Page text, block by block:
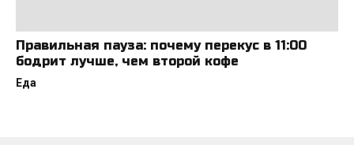
Правильная пауза: почему перекус в 11:00
бодрит лучше, чем второй кофе
Еда